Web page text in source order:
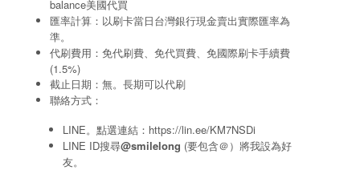
聯絡方式
balance美國代買
匯率計算：以刷卡當日台灣銀行現金賣出實際匯率為
準。
代刷費用：免代刷費、免代買費、免國際刷卡手續費
(1.5%)
截止日期：無。長期可以代刷
聯絡方式：
LINE。點選連結： https://lin.ee/KM7NSDi
LINE ID搜尋@smilelong (要包含＠）將我設為好
友。